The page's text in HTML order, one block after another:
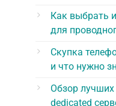
Как выбрать
для
Скупка
и что нужно
Обзор лучших
dedicated